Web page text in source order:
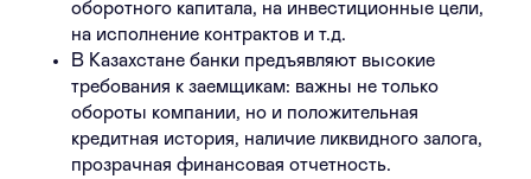
оборотного капитала, на инвестиционные цели,
на исполнение контрактов и т.д.
В Казахстане банки предъявляют высокие
требования к заемщикам: важны не только
обороты компании, но и положительная
кредитная история, наличие ликвидного залога,
прозрачная финансовая отчетность.